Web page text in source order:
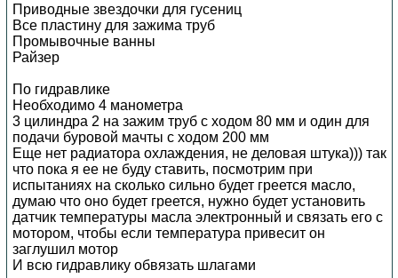
Приводные звездочки для гусениц
Все пластину для зажима труб
Промывочные ванны
Райзер
По гидравлике
Необходимо 4 манометра
3 цилиндра 2 на зажим труб с ходом 80 мм и один для
подачи буровой мачты с ходом 200 мм
Еще нет радиатора охлаждения, не деловая штука))) так
что пока я ее не буду ставить, посмотрим при
испытаниях на сколько сильно будет греется масло,
думаю что оно будет греется, нужно будет установить
датчик температуры масла электронный и связать его с
мотором, чтобы если температура привесит он
заглушил мотор
И всю гидравлику обвязать шлагами